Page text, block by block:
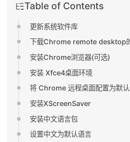
Table of Contents
更新系统软件库
下载Chrome remote desktop
安装Chrome浏览器(可选)
安装 Xfce4桌面环境
将 Chrome 远程桌面配置为默
安装XScreenSaver
安装中文语言包
设置中文为默认语言